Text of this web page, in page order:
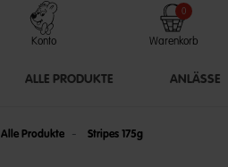
Konto Warenkorb
0
ALLE PRODUKTE ANLÄSSE
Alle Produkte Stripes 175g